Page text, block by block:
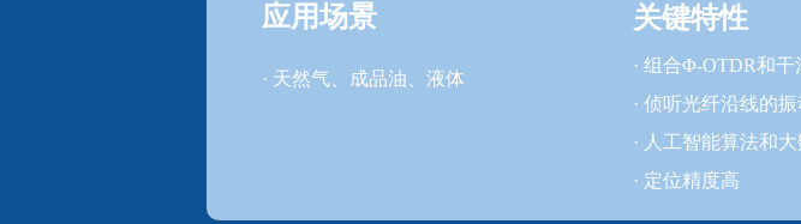
应用场景
· 天然气、成品油、液体
关键特性
· 组合Φ-OTDR和
· 侦听光纤沿线的
· 人工智能算法和
· 定位精度高